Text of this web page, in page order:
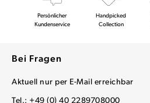
Persönlicher
Kundenservice
Handpicked
Collection
Bei Fragen
Aktuell nur per E-Mail erreichbar
Tel.: +49 (0) 40 2289708000